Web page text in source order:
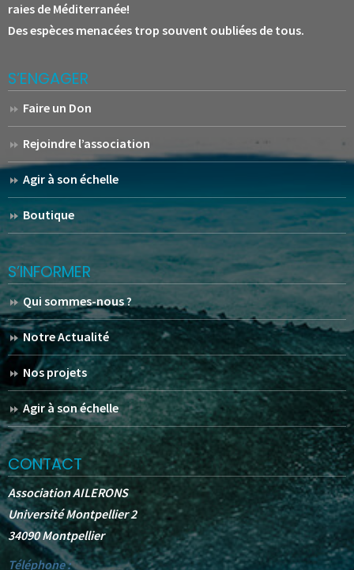
raies de Méditerranée!
Des espèces menacées trop souvent oubliées de tous.
S’ENGAGER
Faire un Don
Rejoindre l’association
Agir à son échelle
Boutique
S’INFORMER
Qui sommes-nous ?
Notre Actualité
Nos projets
Agir à son échelle
CONTACT
Association AILERONS
Université Montpellier 2
34090 Montpellier
Téléphone :